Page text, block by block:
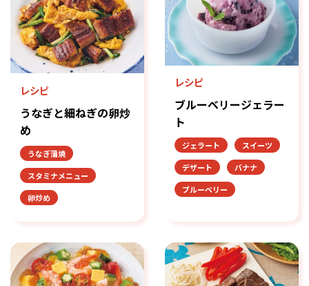
レシピ
うなぎと細ねぎの卵炒
め
うなぎ蒲焼
スタミナメニュー
卵炒め
レシピ
ブルーベリージェラー
ト
ジェラート
スイーツ
デザート
バナナ
ブルーベリー